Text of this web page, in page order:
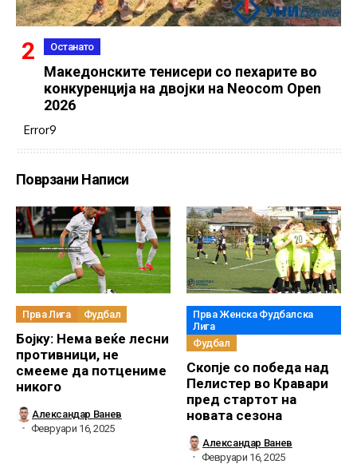
Останато
Македонските тенисери со пехарите во
конкуренција на двојки на Neocom Open
2026
Error9
Поврзани Написи
Прва Лига Фудбал
Бојку: Нема веќе лесни
противници, не
смееме да потцениме
никого
Александар Ванев
Февруари 16, 2025
Прва Женска Фудбалска
Лига
Фудбал
Скопје со победа над
Пелистер во Кравари
пред стартот на
новата сезона
Александар Ванев
Февруари 16, 2025